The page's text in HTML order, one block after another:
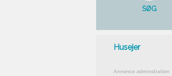
SØG
Husejer
Annonce adminstration